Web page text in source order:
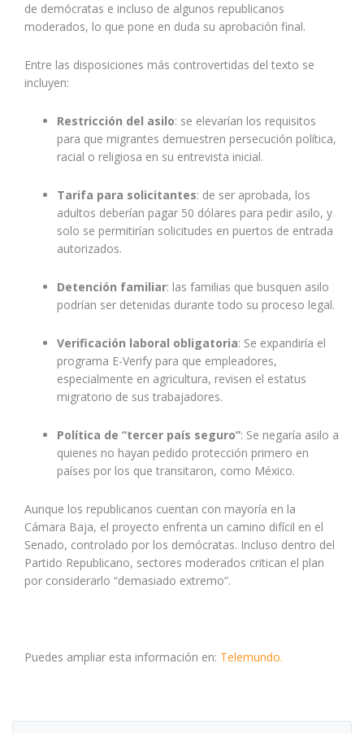
de demócratas e incluso de algunos republicanos
moderados, lo que pone en duda su aprobación final.
Entre las disposiciones más controvertidas del texto se
incluyen:
Restricción del asilo: se elevarían los requisitos
para que migrantes demuestren persecución política,
racial o religiosa en su entrevista inicial.
Tarifa para solicitantes: de ser aprobada, los
adultos deberían pagar 50 dólares para pedir asilo, y
solo se permitirían solicitudes en puertos de entrada
autorizados.
Detención familiar: las familias que busquen asilo
podrían ser detenidas durante todo su proceso legal.
Verificación laboral obligatoria: Se expandiría el
programa E-Verify para que empleadores,
especialmente en agricultura, revisen el estatus
migratorio de sus trabajadores.
Política de “tercer país seguro”: Se negaría asilo a
quienes no hayan pedido protección primero en
países por los que transitaron, como México.
Aunque los republicanos cuentan con mayoría en la
Cámara Baja, el proyecto enfrenta un camino difícil en el
Senado, controlado por los demócratas. Incluso dentro del
Partido Republicano, sectores moderados critican el plan
por considerarlo “demasiado extremo”.
Puedes ampliar esta información en: Telemundo.